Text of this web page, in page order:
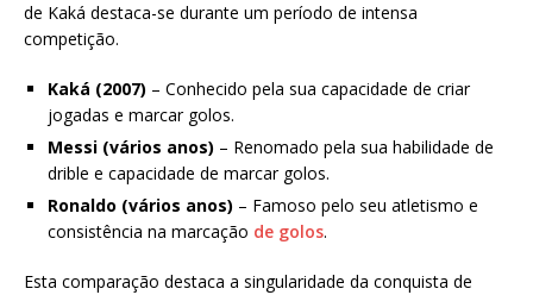
de Kaká destaca-se durante um período de intensa
competição.
Kaká (2007) – Conhecido pela sua capacidade de criar
jogadas e marcar golos.
Messi (vários anos) – Renomado pela sua habilidade de
drible e capacidade de marcar golos.
Ronaldo (vários anos) – Famoso pelo seu atletismo e
consistência na marcação de golos.
Esta comparação destaca a singularidade da conquista de